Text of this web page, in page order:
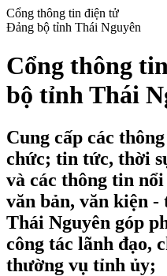
Cổng thông tin điện tử
Đảng bộ tỉnh Thái Nguyên
Cổng thông
bộ tỉnh Thái
Cung cấp các
chức; tin tức, thời
và các thông tin
văn bản, văn kiện
Thái Nguyên góp
công tác lãnh đạo,
thường vụ tỉnh ủy;